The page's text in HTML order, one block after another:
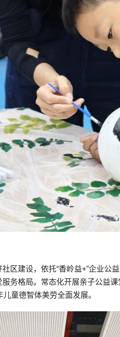
区建设，依托“香岭益+”企业
务格局。常态化开展亲子公益
童德智体美劳全面发展。